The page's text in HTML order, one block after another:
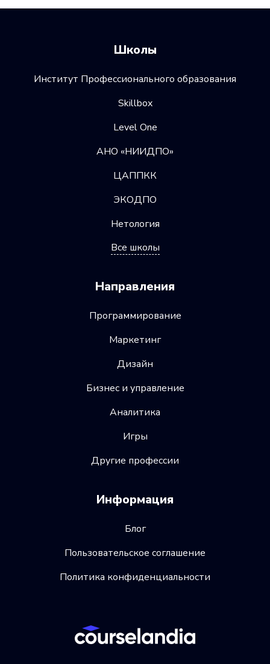
Школы
Институт Профессионального образования
Skillbox
Level One
АНО «НИИДПО»
ЦАППКК
ЭКОДПО
Нетология
Все школы
Направления
Программирование
Маркетинг
Дизайн
Бизнес и управление
Аналитика
Игры
Другие профессии
Информация
Блог
Пользовательское соглашение
Политика конфиденциальности